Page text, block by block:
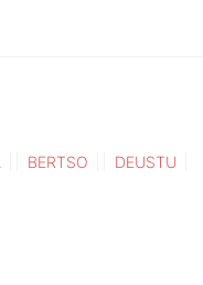
BERTSO DEUSTU